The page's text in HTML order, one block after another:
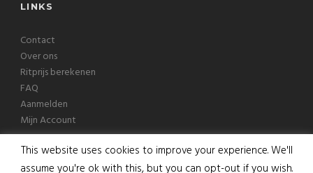
LINKS
Contact
Over ons
Ritprijs berekenen
FAQ
Aanmelden
Mijn Account
This website uses cookies to improve your experience. We'll
assume you're ok with this, but you can opt-out if you wish.